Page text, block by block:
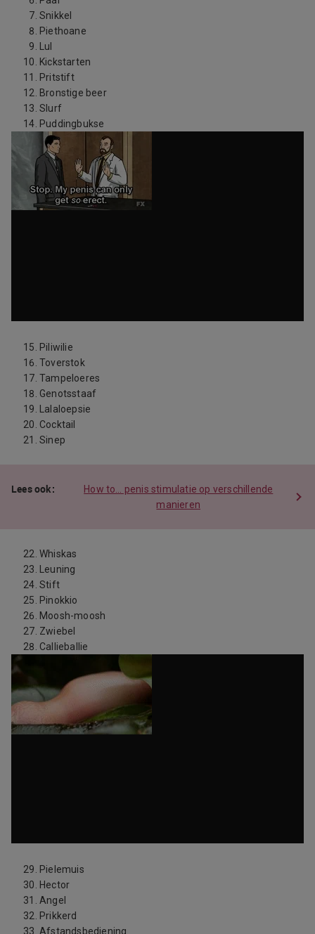
Snikkel
Piethoane
Lul
Kickstarten
Pritstift
Bronstige beer
Slurf
Puddingbukse
Piliwilie
Toverstok
Tampeloeres
Genotsstaaf
Lalaloepsie
Cocktail
Sinep
How to… penis stimulatie op verschillende
manieren
Whiskas
Leuning
Stift
Pinokkio
Moosh-moosh
Zwiebel
Callieballie
Pielemuis
Hector
Angel
Prikkerd
Afstandsbediening